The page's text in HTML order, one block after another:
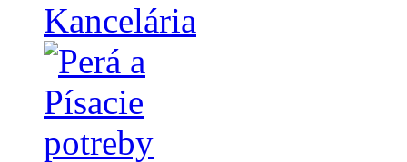
Kancelária